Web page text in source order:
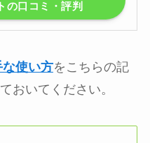
トの口コミ・評判
使い方をこちらの記
おいてください。